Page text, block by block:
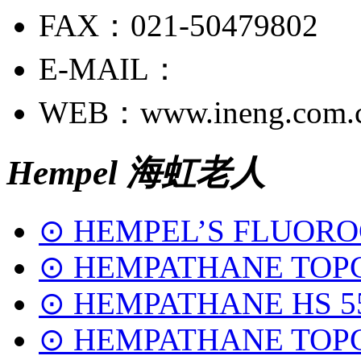
FAX：021-50479802
E-MAIL：
WEB：
Hempel 海虹老人
⊙ HEMPEL’S
⊙ HEMPATHANE
⊙ HEMPATHANE HS
⊙ HEMPATHANE